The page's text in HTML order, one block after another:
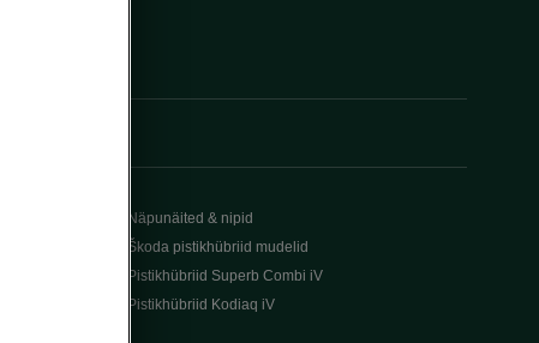
Näpunäited & nipid
Škoda pistikhübriid mudelid
Pistikhübriid Superb Combi iV
Pistikhübriid Kodiaq iV